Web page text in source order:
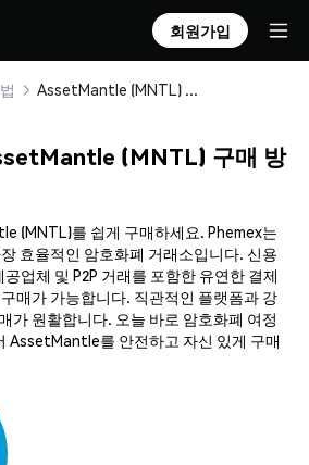
회원가입
AssetMantle (MNTL) 안전하게 구매 및 보관
(MNTL) 구매 방
(MNTL)를 쉽게 구매하세요. Phemex는
효율적인 암호화폐 거래소입니다. 신용
업체 및 P2P 거래를 포함한 유연한 결제
매가 가능합니다. 직관적인 플랫폼과 강
가 원활합니다. 오늘 바로 암호화폐 여정
AssetMantle를 안전하고 자신 있게 구매